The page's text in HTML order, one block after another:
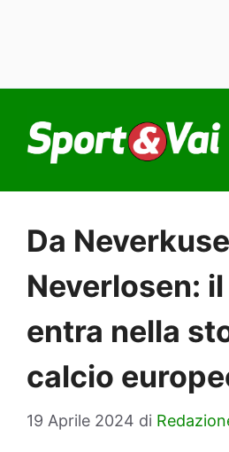
contenuto
Da
Neverlosen:
entra nella
calcio
19 Aprile 2024 di